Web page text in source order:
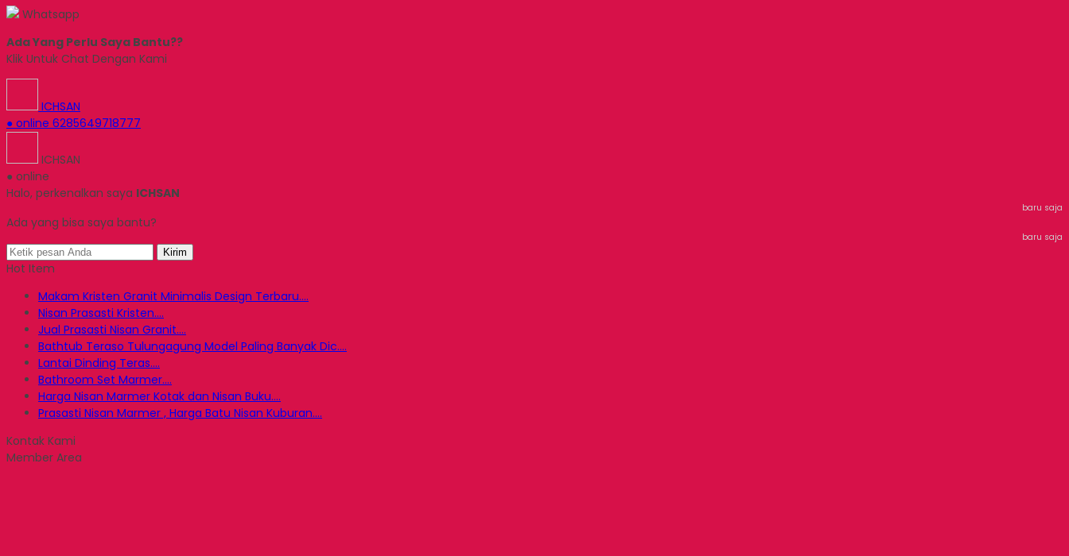
Whatsapp
Ada Yang Perlu Saya Bantu??
Klik Untuk Chat Dengan Kami
ICHSAN
● online 6285649718777
ICHSAN
● online
Halo, perkenalkan saya ICHSAN
baru saja
Ada yang bisa saya bantu?
baru saja
Kirim
Hot Item
Makam Kristen Granit Minimalis Design Terbaru....
Nisan Prasasti Kristen....
Jual Prasasti Nisan Granit....
Bathtub Teraso Tulungagung Model Paling Banyak Dic....
Lantai Dinding Teras....
Bathroom Set Marmer....
Harga Nisan Marmer Kotak dan Nisan Buku....
Prasasti Nisan Marmer , Harga Batu Nisan Kuburan....
Kontak Kami
Member Area